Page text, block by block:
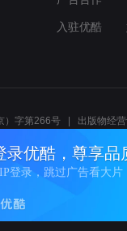
录优酷，尊享品
登录，跳过广告看大片
入驻优酷
）字第266号
出版物经
报警服务
北京互联网
、邮箱
廉正举报邮箱：